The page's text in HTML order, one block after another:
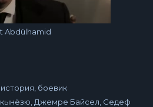
Abdülhamid
боевик
Джемре Байсел, Седеф